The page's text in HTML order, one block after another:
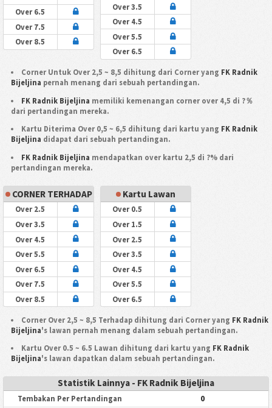
Over 6.5
Over 7.5
Over 8.5
Over 3.5
Over 4.5
Over 5.5
Over 6.5
Corner Untuk Over 2,5 ~ 8,5 dihitung dari Corner yang FK Radnik
Bijeljina pernah menang dari sebuah pertandingan.
FK Radnik Bijeljina memiliki kemenangan corner over 4,5 di ?％
dari pertandingan mereka.
Kartu Diterima Over 0,5 ~ 6,5 dihitung dari kartu yang FK Radnik
Bijeljina didapat dari sebuah pertandingan.
FK Radnik Bijeljina mendapatkan over kartu 2,5 di ?% dari
pertandingan mereka.
CORNER TERHADAP
Over 2.5
Over 3.5
Over 4.5
Over 5.5
Over 6.5
Over 7.5
Over 8.5
Kartu Lawan
Over 0.5
Over 1.5
Over 2.5
Over 3.5
Over 4.5
Over 5.5
Over 6.5
Corner Over 2,5 ~ 8,5 Terhadap dihitung dari Corner yang FK Radnik
Bijeljina's lawan pernah menang dalam sebuah pertandingan.
Kartu Over 0.5 ~ 6.5 Lawan dihitung dari kartu yang FK Radnik
Bijeljina's lawan dapatkan dalam sebuah pertandingan.
Statistik Lainnya - FK Radnik Bijeljina
Tembakan Per Pertandingan 0